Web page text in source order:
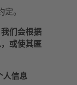
。
们会根据
或使其匿
人信息